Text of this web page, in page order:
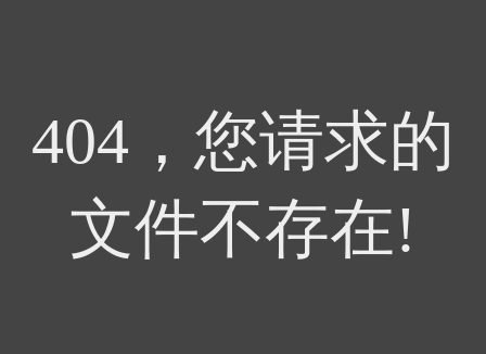
404，您请求的
文件不存在!